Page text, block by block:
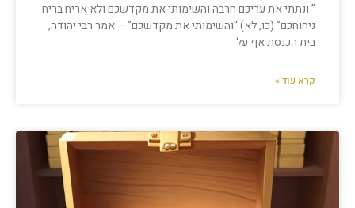
” ונתתי את עריכם חרבה והשימותי את מקדשכם ולא אריח בריח
ניחוחכם” (כו, לא) “והשימותי את מקדשכם” – אמר רבי יהודה,
בית הכנסת אף על
קרא עוד »